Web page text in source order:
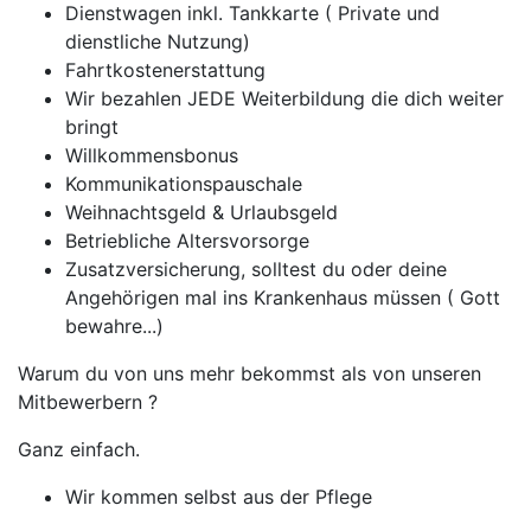
Dienstwagen inkl. Tankkarte ( Private und
dienstliche Nutzung)
Fahrtkostenerstattung
Wir bezahlen JEDE Weiterbildung die dich weiter
bringt
Willkommensbonus
Kommunikationspauschale
Weihnachtsgeld & Urlaubsgeld
Betriebliche Altersvorsorge
Zusatzversicherung, solltest du oder deine
Angehörigen mal ins Krankenhaus müssen ( Gott
bewahre...)
Warum du von uns mehr bekommst als von unseren
Mitbewerbern ?
Ganz einfach.
Wir kommen selbst aus der Pflege